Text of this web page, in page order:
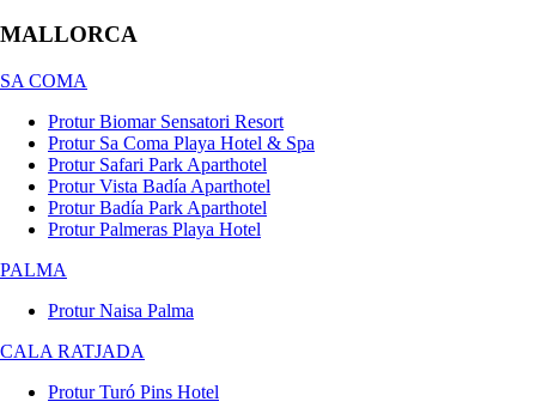
MALLORCA
SA COMA
Protur Biomar Sensatori Resort
Protur Sa Coma Playa Hotel & Spa
Protur Safari Park Aparthotel
Protur Vista Badía Aparthotel
Protur Badía Park Aparthotel
Protur Palmeras Playa Hotel
PALMA
Protur Naisa Palma
CALA RATJADA
Protur Turó Pins Hotel